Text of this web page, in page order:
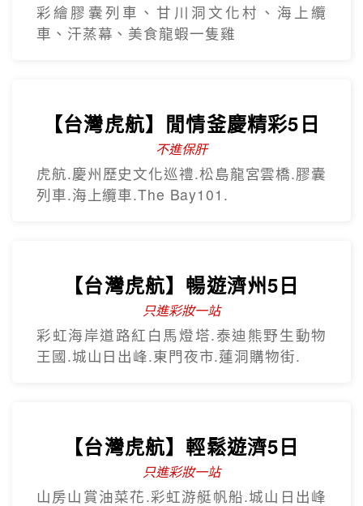
彩繪膠囊列車、甘川洞文化村、海上纜
車、汗蒸幕、美食龍蝦一隻雞
【台灣虎航】閒情釜慶精彩5日
不進保肝
虎航.慶州歷史文化巡禮.松島龍宮雲橋.膠囊
列車.海上纜車.The Bay101.
【台灣虎航】暢遊濟州5日
只進彩妝一站
彩虹海岸道路紅白馬燈塔.泰迪熊野生動物
王國.城山日出峰.東門夜市.蓮洞購物街.
【台灣虎航】輕鬆遊濟5日
只進彩妝一站
山房山賞油菜花.彩虹游艇帆船.城山日出峰